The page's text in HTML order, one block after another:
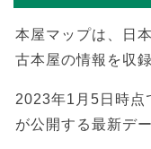
本屋マップは、日
古本屋の情報を収
2023年1月5日時点
が公開する最新デ